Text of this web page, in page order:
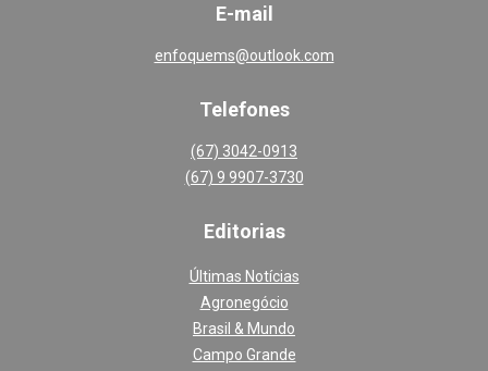
E-mail
enfoquems@outlook.com
Telefones
(67) 3042-0913
(67) 9 9907-3730
Editorias
Últimas Notícias
Agronegócio
Brasil & Mundo
Campo Grande